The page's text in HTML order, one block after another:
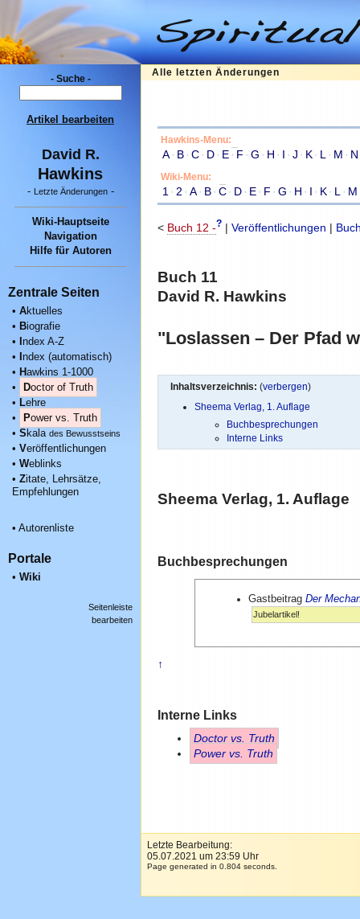
- Suche -
Artikel bearbeiten
David R.
Hawkins
- Letzte Änderungen-
Wiki-Hauptseite
Navigation
Hilfe für Autoren
Zentrale Seiten
• Aktuelles
• Biografie
• ndex A-Z
• ndex (automatisch)
• Hawkins 1-1000
•
Doctor of Truth
• Lehre
•
Power vs. Truth
• S kala des Bewusstseins
• Veröffentlichungen
• Weblinks
• Zitate, Lehrsätze,
Empfehlungen
• Autorenliste
Portale
• Wiki
Seitenleiste
bearbeiten
Alle letzten Änderungen
Hawkins-Menu:
A· B· C· D· E· F · G · H · I · J · K· L · M · N
Wiki-Menu:
1 · 2 · A· B· C· D· E· F · G · H · I · K· L · M
< Buch 12 -? | Veröffentlichungen |
Buch 11
David R. Hawkins
"Loslassen – Der Pfad
Inhaltsverzeichnis: (verbergen)
Sheema Verlag, 1. Auflage
Buchbesprechungen
Interne Links
Sheema Verlag, 1. Auflage
Buchbesprechungen
Gastbeitrag Der
Jubelartikel!
↑
Interne Links
Doctor vs. Truth
Power vs. Truth
Letzte Bearbeitung:
05.07.2021 um 23:59 Uhr
Page generated in 0.804 seconds.